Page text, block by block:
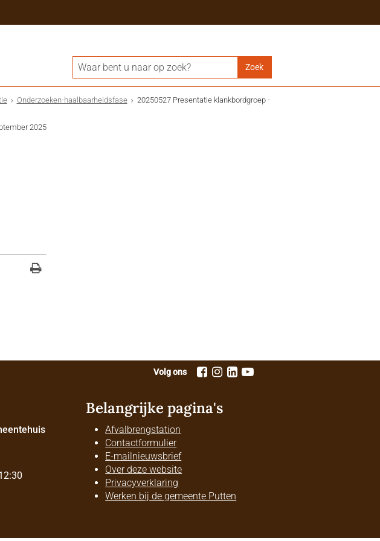
Onderzoeken-haalbaarheidsfase
20250527 Presentatie klankbordgroep -
2025
Volg ons
Belangrijke pagina's
Afvalbrengstation
Contactformulier
E-mailnieuwsbrief
Over deze website
Privacyverklaring
Werken bij de gemeente Putten